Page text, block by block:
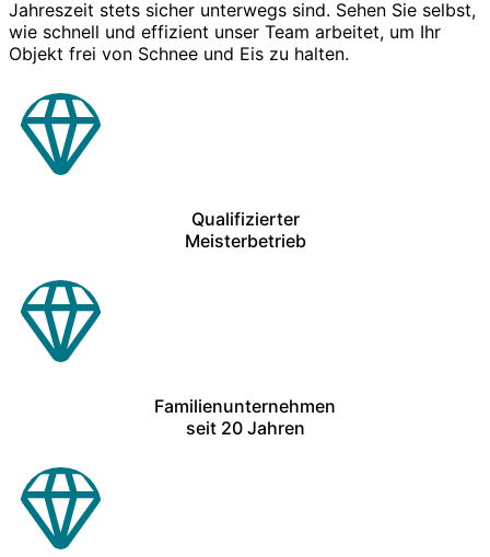
Jahreszeit stets sicher unterwegs sind. Sehen Sie selbst,
wie schnell und effizient unser Team arbeitet, um Ihr
Objekt frei von Schnee und Eis zu halten.
Qualifizierter
Meisterbetrieb
Familienunternehmen
seit 20 Jahren